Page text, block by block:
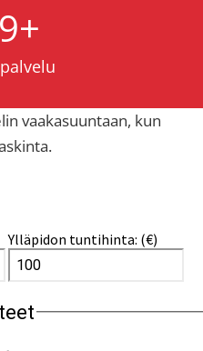
9+
vaakasuuntaan, kun